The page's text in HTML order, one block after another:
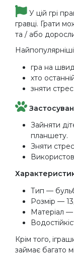
У цій грі
гравці. Грати
та / або
Найпопулярніші
гра на
хто
зняти
Зайняти
планшету.
Зняти
Тип —
Розмір —
Матеріал —
Крім того,
займає багато